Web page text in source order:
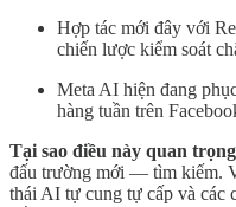
Hợp tác mới đây với
chiến lược kiểm soát
Meta AI hiện đang
hàng tuần trên
Tại sao điều này quan
đấu trường mới — tìm kiếm.
thái AI tự cung tự cấp và các